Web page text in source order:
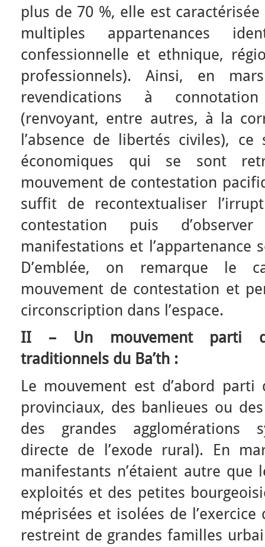
plus de 70 %, elle est
multiples appartenances
confessionnelle et ethnique,
professionnels). Ainsi, en
revendications à
(renvoyant, entre autres, à la
l’absence de libertés civiles),
économiques qui se sont
mouvement de contestation
suffit de recontextualiser
contestation puis
manifestations et l’appartenance
D’emblée, on remarque le
mouvement de contestation et
circonscription dans l’espace.
II – Un mouvement parti
traditionnels du Ba’th :
Le mouvement est d’abord parti
provinciaux, des banlieues ou
des grandes agglomérations
directe de l’exode rural). En
manifestants n’étaient autre que
exploités et des petites
méprisées et isolées de
restreint de grandes familles